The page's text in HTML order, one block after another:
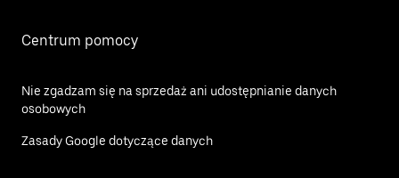
Centrum pomocy
Nie zgadzam się na sprzedaż ani udostępnianie danych
osobowych
Zasady Google dotyczące danych